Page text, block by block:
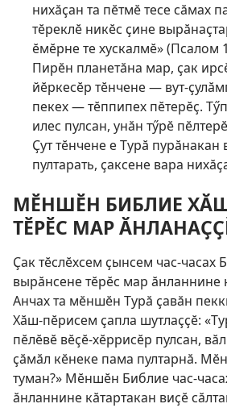
нихӑҫан та пӗтмӗ тесе сӑмах
тӗреклӗ никӗс ҫине
ӗмӗрне те хускалмӗ» (Псалом
Пирӗн планетӑна мар, ҫак
йӗркесӗр тӗнчене — вут-
пекех — тӗппипех пӗтерӗҫ.
илес пулсан, унӑн тӳрӗ
Ҫут тӗнчене е Турӑ
пултарать, ҫаксене вара
МӖНШӖН БИБЛИЕ
ТӖРӖС МАР
Ҫак тӗслӗхсем ҫынсем час-часах
вырӑнсене тӗрӗс мар ӑнланнине
Анчах та мӗншӗн Турӑ ҫавӑн
Хӑш-пӗрисем ҫапла шутлаҫҫӗ:
пӗлӗвӗ вӗҫӗ-хӗррисӗр пулсан,
ҫӑмӑл кӗнеке пама пултарнӑ.
туман?» Мӗншӗн Библие час-
ӑнланнине кӑтартакан виҫӗ